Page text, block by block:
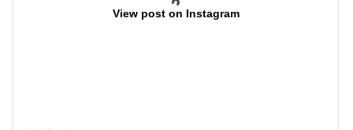
View post on Instagram